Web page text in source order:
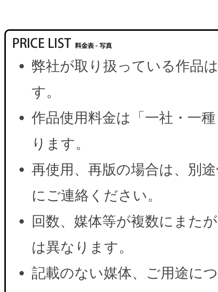
弊社が取り扱っている作品
す。
作品使用料金は「一社・一
ります。
再使用、再版の場合は、別
にご連絡ください。
回数、媒体等が複数にまた
は異なります。
記載のない媒体、ご用途に